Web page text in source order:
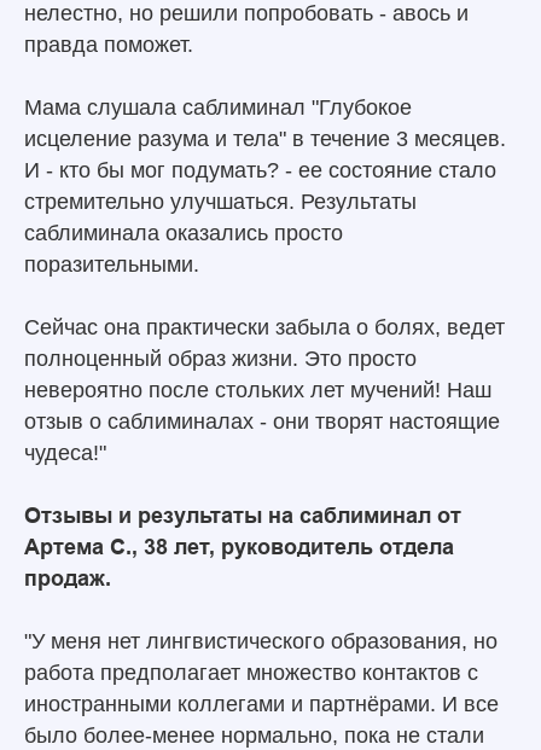
нелестно, но решили попробовать - авось и
правда поможет.
Мама слушала саблиминал "Глубокое
исцеление разума и тела" в течение 3 месяцев.
И - кто бы мог подумать? - ее состояние стало
стремительно улучшаться. Результаты
саблиминала оказались просто
поразительными.
Сейчас она практически забыла о болях, ведет
полноценный образ жизни. Это просто
невероятно после стольких лет мучений! Наш
отзыв о саблиминалах - они творят настоящие
чудеса!"
Отзывы и результаты на саблиминал от
Артема С., 38 лет, руководитель отдела
продаж.
"У меня нет лингвистического образования, но
работа предполагает множество контактов с
иностранными коллегами и партнёрами. И все
было более-менее нормально, пока не стали